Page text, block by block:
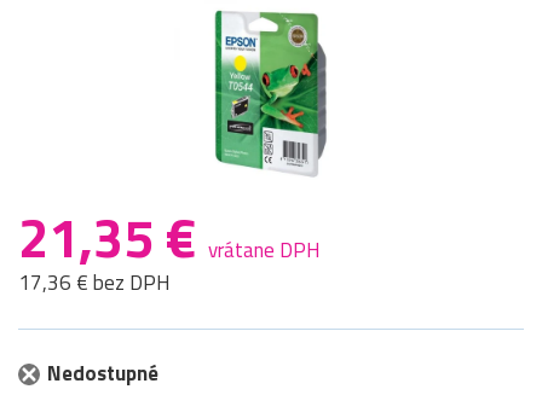
21,35 € vrátane DPH
17,36 € bez DPH
Nedostupné